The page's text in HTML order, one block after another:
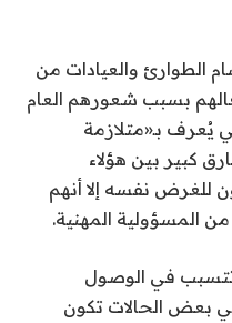
الطوارئ والعيادات من
بسبب شعورهم العام
بـ«متلازمة
كبير بين هؤلاء
للغرض نفسه إلا أنهم
المسؤولية المهنية.
تتسبب في الوصول
بعض الحالات تكون